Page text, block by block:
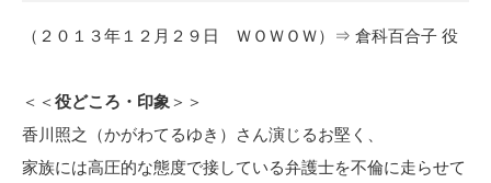
（２０１３年１２月２９日 ＷＯＷＯＷ）⇒ 倉科百合子 役
＜＜役どころ・印象 ＞＞
香川照之（かがわてるゆき）さん演じるお堅く、
家族には高圧的な態度で接している弁護士を不倫に走らせて